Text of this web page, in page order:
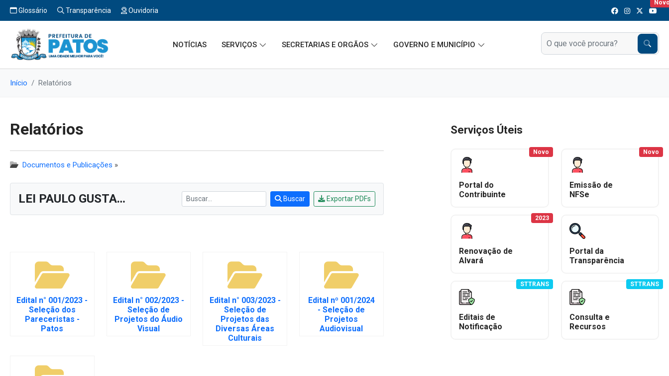
Glossário Transparência Ouvidoria
NOTÍCIAS SERVIÇOS SECRETARIAS E ORGÃOS GOVERNO E MUNICÍPIO
Início Relatórios
Relatórios
Documentos e Publicações »
LEI PAULO GUSTAVO Buscar Exportar PDFs
Edital n° 001/2023 -
Seleção dos
Pareceristas -
Patos
Edital n° 002/2023 -
Seleção de
Projetos do Áudio
Visual
Edital n° 003/2023 -
Seleção de
Projetos das
Diversas Áreas
Culturais
Edital nº 001/2024
- Seleção de
Projetos
Audiovisual
Serviços Úteis
Portal do
Contribuinte
Novo
Emissão de
NFSe
Novo
Renovação de
Alvará
2023
Portal da
Transparência
Editais de
Notificação
STTRANS
Consulta e
Recursos
STTRANS